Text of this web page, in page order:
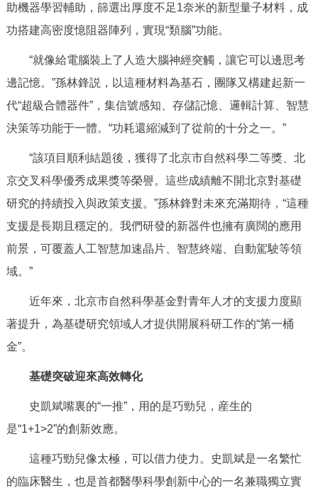
ENGLISH 한국어 日本語
DEUTSCH FRANÇAIS РУССКИЙ ЯЗЫК
العربية PORTUGUÊS
助機器學習輔助，篩選出厚度不足1奈米的新型量子材料，成
功搭建高密度憶阻器陣列，實現“類腦”功能。
“就像給電腦裝上了人造大腦神經突觸，讓它可以邊思考
邊記憶。”孫林鋒説，以這種材料為基石，團隊又構建起新一
代“超級合體器件”，集信號感知、存儲記憶、邏輯計算、智慧
決策等功能于一體。“功耗還縮減到了從前的十分之一。”
“該項目順利結題後，獲得了北京市自然科學二等獎、北
京交叉科學優秀成果獎等榮譽。這些成績離不開北京對基礎
研究的持續投入與政策支援。”孫林鋒對未來充滿期待，“這種
支援是長期且穩定的。我們研發的新器件也擁有廣闊的應用
前景，可覆蓋人工智慧加速晶片、智慧終端、自動駕駛等領
域。”
近年來，北京市自然科學基金對青年人才的支援力度顯
著提升，為基礎研究領域人才提供開展科研工作的“第一桶
金”。
基礎突破迎來高效轉化
史凱斌嘴裏的“一推”，用的是巧勁兒，産生的
是“1+1>2”的創新效應。
這種巧勁兒像太極，可以借力使力。史凱斌是一名繁忙
的臨床醫生，也是首都醫學科學創新中心的一名兼職獨立實